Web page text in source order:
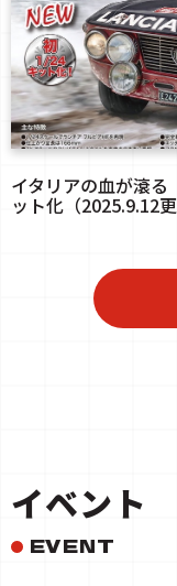
イタリアの血が滾
ット化（2025.9.12更
イベント
EVENT